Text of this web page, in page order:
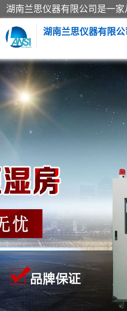
湖南兰思仪器有限公
老化房
工业烘箱